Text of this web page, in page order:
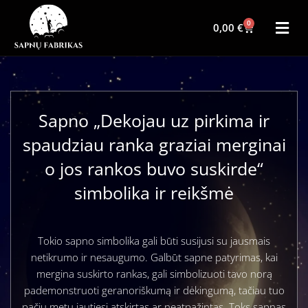
0,00 € 0
Sapno „Dekojau uz pirkima ir
spaudziau ranka graziai merginai
o jos rankos buvo suskirde“
simbolika ir reikšmė
Tokio sapno simbolika gali būti susijusi su jausmais
netikrumo ir nesaugumo. Galbūt sapne patyrimas, kai
mergina suskirto rankas, gali simbolizuoti tavo norą
pademonstruoti geranoriškumą ir dėkingumą, tačiau tuo